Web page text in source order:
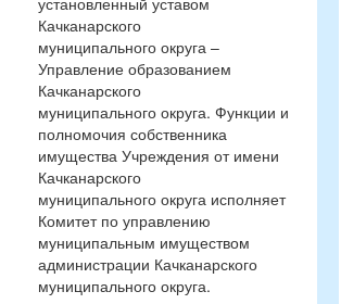
Качканарского
муниципального округа –
Управление образованием
Качканарского
муниципального округа. Функции и
полномочия собственника
имущества Учреждения от имени
Качканарского
муниципального округа исполняет
Комитет по управлению
муниципальным имуществом
администрации Качканарского
муниципального округа.